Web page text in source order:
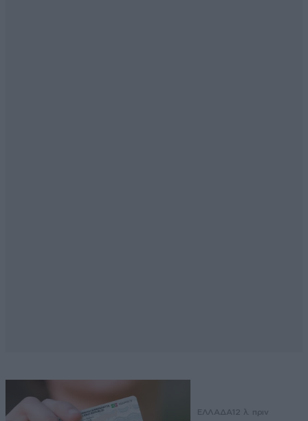
ΕΛΛΑΔΑ 12 λ. πριν